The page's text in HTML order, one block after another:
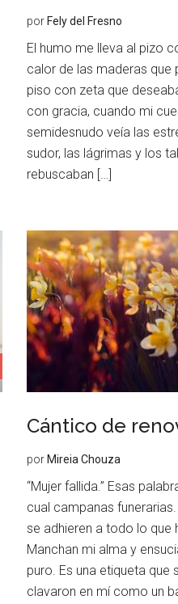
por Fely del Fresno
El humo me lleva al pizo
calor de las maderas que
piso con zeta que
con gracia, cuando mi
semidesnudo veía las
sudor, las lágrimas y los
rebuscaban […]
Cántico de
por Mireia Chouza
“Mujer fallida.” Esas
cual campanas
se adhieren a todo lo que
Manchan mi alma y
puro. Es una etiqueta que
clavaron en mí como un